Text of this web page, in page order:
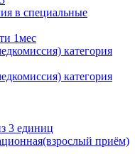
в специальные
1мес
категория
категория
3 единиц
приём)